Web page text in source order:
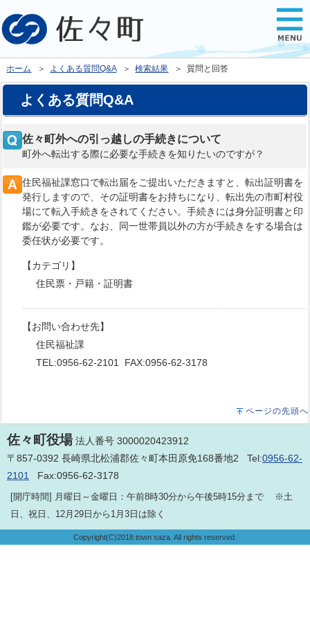
ホーム ＞ よくある質問Q&A＞検索結果 ＞ 質問と回答
よくある質問Q&A
佐々町外への引っ越しの手続きについて
町外へ転出する際に必要な手続きを知りたいのですが？
住民福祉課窓口で転出届をご提出いただきますと、転出証明書を
発行しますので、その証明書をお持ちになり、転出先の市町村役
場にて転入手続きをされてください。手続きには身分証明書と印
鑑が必要です。なお、同一世帯員以外の方が手続きをする場合は
委任状が必要です。
【カテゴリ】
住民票・戸籍・証明書
【お問い合わせ先】
住民福祉課
TEL:0956-62-2101 FAX:0956-62-3178
ページの先頭へ
佐々町役場法人番号 3000020423912
〒857-0392 長崎県北松浦郡佐々町本田原免168番地2 Tel:0956-62-
2101
Fax:0956-62-3178
[開庁時間] 月曜日～金曜日：午前8時30分から午後5時15分まで ※土
日、祝日、12月29日から1月3日は除く
Copyright(C)2018 town saza. All rights reserved.